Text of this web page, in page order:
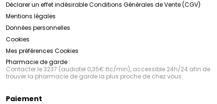
Déclarer un effet indésirableConditions Générales de Vente (CGV)
Mentions légales
Données personnelles
Cookies
Mes préférences Cookies
Pharmacie de garde :
Contacter le 3237 (audiotel 0,35€ ttc/min), accessible 24h/24 afin de
trouver la pharmacie de garde la plus proche de chez vous
Paiement